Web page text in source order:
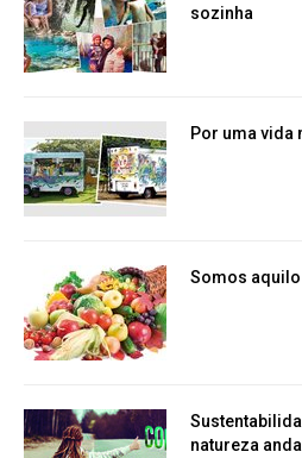
sozinha
Por uma vida
Somos
natureza